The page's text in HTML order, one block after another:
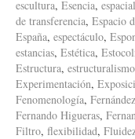
escultura, Esencia,
de transferencia, Espacio
España, espectáculo,
estancias, Estética,
Estructura, estructuralismo
Experimentación,
Fenomenología,
Fernando Higueras,
Filtro, flexibilidad,